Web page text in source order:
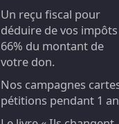
Un reçu fiscal pour
déduire de vos impôts
66% du montant de
votre don.
Nos campagnes
pétitions pendant 1